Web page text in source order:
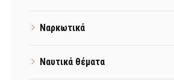
Ναρκωτικά
Ναυτικά θέματα